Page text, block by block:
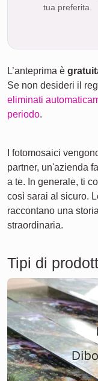
tua preferita.
L’anteprima è
Se non desideri il
eliminati
periodo.
I fotomosaici
partner, un'azienda
a te. In generale, ti
così sarai al sicuro.
raccontano una
straordinaria.
Tipi di